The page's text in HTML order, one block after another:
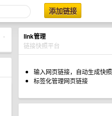
添加链接
link管理
链接快照平台
输入网页链接，自动生成快照
标签化管理网页链接
•